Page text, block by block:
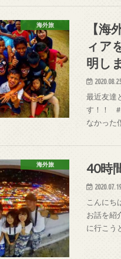
海外旅
【
ィア
明し
最近友達
す！！
なかった
海外旅 40時
こんにち
お話を紹
に行こう